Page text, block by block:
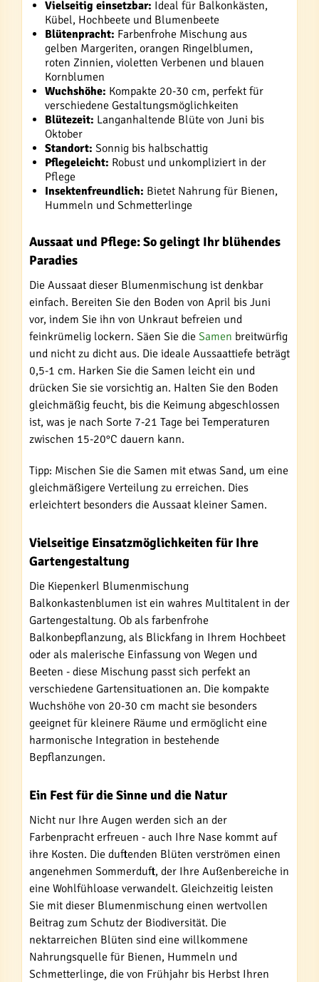
Vielseitig einsetzbar: Ideal für Balkonkästen,
Kübel, Hochbeete und Blumenbeete
Blütenpracht: Farbenfrohe Mischung aus
gelben Margeriten, orangen Ringelblumen,
roten Zinnien, violetten Verbenen und blauen
Kornblumen
Wuchshöhe: Kompakte 20-30 cm, perfekt für
verschiedene Gestaltungsmöglichkeiten
Blütezeit: Langanhaltende Blüte von Juni bis
Oktober
Standort: Sonnig bis halbschattig
Pflegeleicht: Robust und unkompliziert in der
Pflege
Insektenfreundlich: Bietet Nahrung für Bienen,
Hummeln und Schmetterlinge
Aussaat und Pflege: So gelingt Ihr blühendes
Paradies
Die Aussaat dieser Blumenmischung ist denkbar
einfach. Bereiten Sie den Boden von April bis Juni
vor, indem Sie ihn von Unkraut befreien und
feinkrümelig lockern. Säen Sie die Samen breitwürfig
und nicht zu dicht aus. Die ideale Aussaattiefe beträgt
0,5-1 cm. Harken Sie die Samen leicht ein und
drücken Sie sie vorsichtig an. Halten Sie den Boden
gleichmäßig feucht, bis die Keimung abgeschlossen
ist, was je nach Sorte 7-21 Tage bei Temperaturen
zwischen 15-20°C dauern kann.
Tipp: Mischen Sie die Samen mit etwas Sand, um eine
gleichmäßigere Verteilung zu erreichen. Dies
erleichtert besonders die Aussaat kleiner Samen.
Vielseitige Einsatzmöglichkeiten für Ihre
Gartengestaltung
Die Kiepenkerl Blumenmischung
Balkonkastenblumen ist ein wahres Multitalent in der
Gartengestaltung. Ob als farbenfrohe
Balkonbepflanzung, als Blickfang in Ihrem Hochbeet
oder als malerische Einfassung von Wegen und
Beeten - diese Mischung passt sich perfekt an
verschiedene Gartensituationen an. Die kompakte
Wuchshöhe von 20-30 cm macht sie besonders
geeignet für kleinere Räume und ermöglicht eine
harmonische Integration in bestehende
Bepflanzungen.
Ein Fest für die Sinne und die Natur
Nicht nur Ihre Augen werden sich an der
Farbenpracht erfreuen - auch Ihre Nase kommt auf
ihre Kosten. Die duftenden Blüten verströmen einen
angenehmen Sommerduft, der Ihre Außenbereiche in
eine Wohlfühloase verwandelt. Gleichzeitig leisten
Sie mit dieser Blumenmischung einen wertvollen
Beitrag zum Schutz der Biodiversität. Die
nektarreichen Blüten sind eine willkommene
Nahrungsquelle für Bienen, Hummeln und
Schmetterlinge, die von Frühjahr bis Herbst Ihren